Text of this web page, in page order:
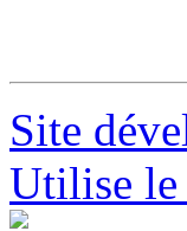
Site
Utilise le